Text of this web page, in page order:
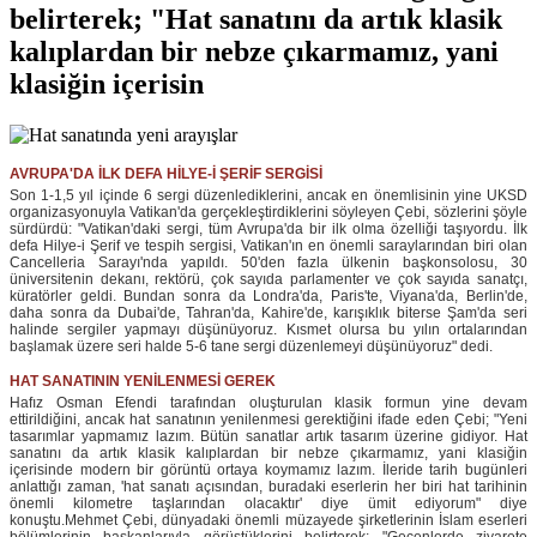
belirterek; "Hat sanatını da artık klasik
kalıplardan bir nebze çıkarmamız, yani
klasiğin içerisin
AVRUPA'DA İLK DEFA HİLYE-İ ŞERİF SERGİSİ
Son 1-1,5 yıl içinde 6 sergi düzenlediklerini, ancak en önemlisinin yine UKSD
organizasyonuyla Vatikan'da gerçekleştirdiklerini söyleyen Çebi, sözlerini şöyle
sürdürdü: "Vatikan'daki sergi, tüm Avrupa'da bir ilk olma özelliği taşıyordu. İlk
defa Hilye-i Şerif ve tespih sergisi, Vatikan'ın en önemli saraylarından biri olan
Cancelleria Sarayı'nda yapıldı. 50'den fazla ülkenin başkonsolosu, 30
üniversitenin dekanı, rektörü, çok sayıda parlamenter ve çok sayıda sanatçı,
küratörler geldi. Bundan sonra da Londra'da, Paris'te, Viyana'da, Berlin'de,
daha sonra da Dubai'de, Tahran'da, Kahire'de, karışıklık biterse Şam'da seri
halinde sergiler yapmayı düşünüyoruz. Kısmet olursa bu yılın ortalarından
başlamak üzere seri halde 5-6 tane sergi düzenlemeyi düşünüyoruz" dedi.
HAT SANATININ YENİLENMESİ GEREK
Hafız Osman Efendi tarafından oluşturulan klasik formun yine devam
ettirildiğini, ancak hat sanatının yenilenmesi gerektiğini ifade eden Çebi; "Yeni
tasarımlar yapmamız lazım. Bütün sanatlar artık tasarım üzerine gidiyor. Hat
sanatını da artık klasik kalıplardan bir nebze çıkarmamız, yani klasiğin
içerisinde modern bir görüntü ortaya koymamız lazım. İleride tarih bugünleri
anlattığı zaman, 'hat sanatı açısından, buradaki eserlerin her biri hat tarihinin
önemli kilometre taşlarından olacaktır' diye ümit ediyorum" diye
konuştu.Mehmet Çebi, dünyadaki önemli müzayede şirketlerinin İslam eserleri